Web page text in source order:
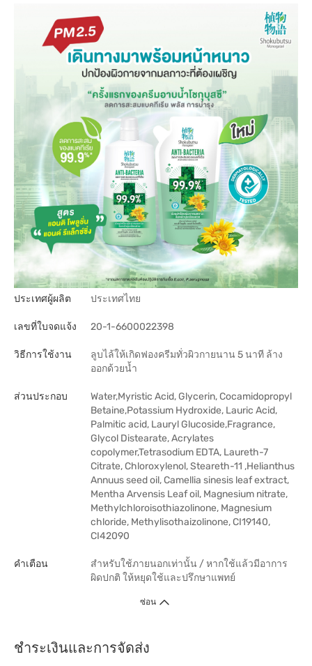
ประเทศผู้ผลิต ประเทศไทย
เลขที่ใบจดแจ้ง 20-1-6600022398
วิธีการใช้งาน
ลูบไล้ให้เกิดฟองครีมทั่วผิวกายนาน 5 นาที ล้าง
ออกด้วยน้ำ
ส่วนประกอบ
Water,Myristic Acid, Glycerin, Cocamidopropyl
Betaine,Potassium Hydroxide, Lauric Acid,
Palmitic acid, Lauryl Glucoside,Fragrance,
Glycol Distearate, Acrylates
copolymer,Tetrasodium EDTA, Laureth-7
Citrate, Chloroxylenol, Steareth-11 ,Helianthus
Annuus seed oil, Camellia sinesis leaf extract,
Mentha Arvensis Leaf oil, Magnesium nitrate,
Methylchloroisothiazolinone, Magnesium
chloride, Methylisothaizolinone, CI19140,
CI42090
คำเตือน
สำหรับใช้ภายนอกเท่านั้น / หากใช้แล้วมีอาการ
ผิดปกติ ให้หยุดใช้และปรึกษาแพทย์
ซ่อน
ชำระเงินและการจัดส่ง